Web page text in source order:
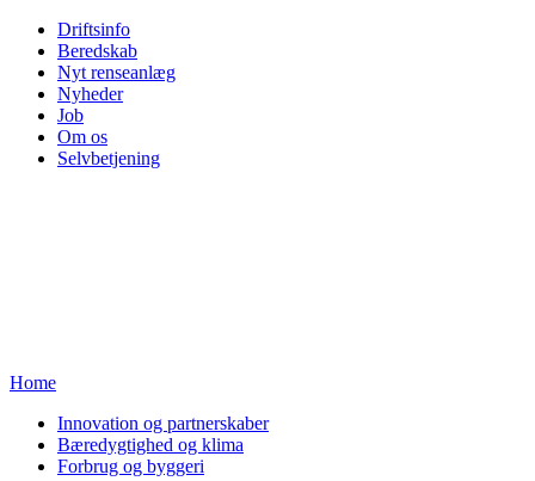
Driftsinfo
Beredskab
Nyt renseanlæg
Nyheder
Job
Om os
Selvbetjening
Home
Innovation og partnerskaber
Bæredygtighed og klima
Forbrug og byggeri